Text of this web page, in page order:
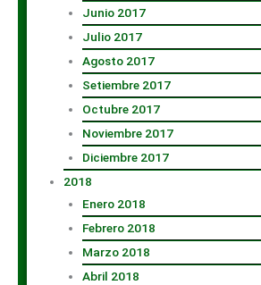
Junio 2017
Julio 2017
Agosto 2017
Setiembre 2017
Octubre 2017
Noviembre 2017
Diciembre 2017
2018
Enero 2018
Febrero 2018
Marzo 2018
Abril 2018